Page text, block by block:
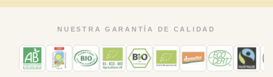
NUESTRA GARANTÍA DE CALIDAD